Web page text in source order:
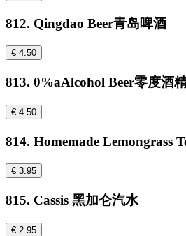
812. Qingdao Beer青岛啤酒
€ 4.50
813. 0%aAlcohol Beer零度酒
€ 4.50
814. Homemade Lemongrass
€ 3.95
815. Cassis 黑加仑汽水
€ 2.95